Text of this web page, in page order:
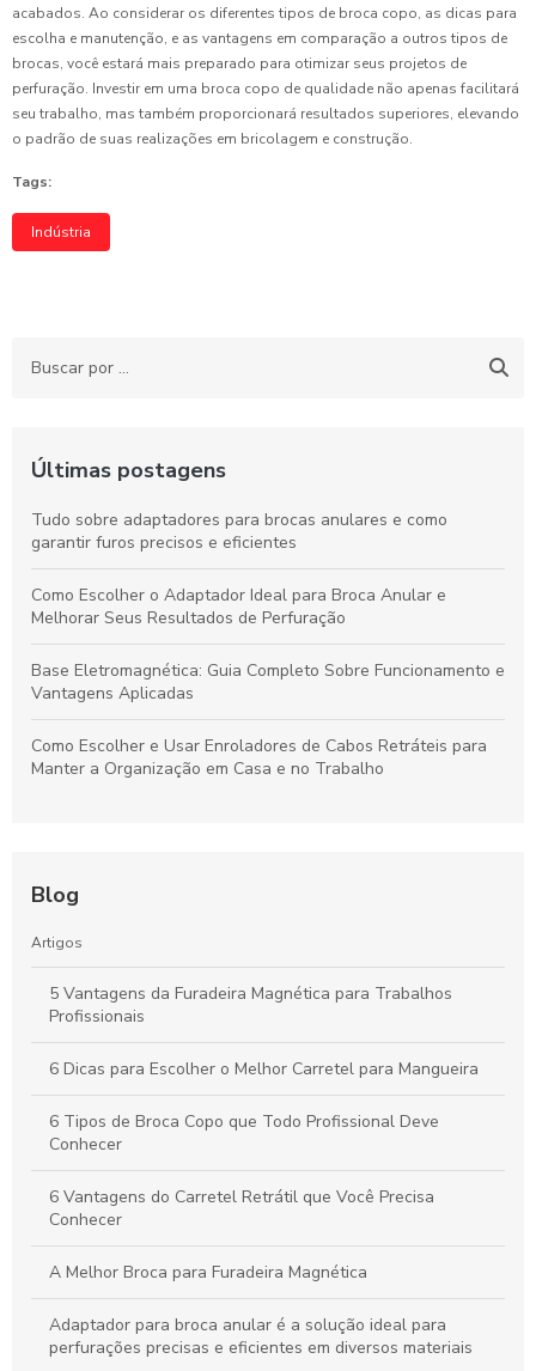
acabados. Ao considerar os diferentes tipos de broca copo, as dicas para
escolha e manutenção, e as vantagens em comparação a outros tipos de
brocas, você estará mais preparado para otimizar seus projetos de
perfuração. Investir em uma broca copo de qualidade não apenas facilitará
seu trabalho, mas também proporcionará resultados superiores, elevando
o padrão de suas realizações em bricolagem e construção.
Tags:
Indústria
Últimas postagens
Tudo sobre adaptadores para brocas anulares e como
garantir furos precisos e eficientes
Como Escolher o Adaptador Ideal para Broca Anular e
Melhorar Seus Resultados de Perfuração
Base Eletromagnética: Guia Completo Sobre Funcionamento e
Vantagens Aplicadas
Como Escolher e Usar Enroladores de Cabos Retráteis para
Manter a Organização em Casa e no Trabalho
Blog
Artigos
5 Vantagens da Furadeira Magnética para Trabalhos
Profissionais
6 Dicas para Escolher o Melhor Carretel para Mangueira
6 Tipos de Broca Copo que Todo Profissional Deve
Conhecer
6 Vantagens do Carretel Retrátil que Você Precisa
Conhecer
A Melhor Broca para Furadeira Magnética
Adaptador para broca anular é a solução ideal para
perfurações precisas e eficientes em diversos materiais